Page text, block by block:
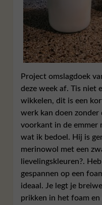
Project omslagdoek
deze week af. Tis niet
wikkelen, dit is een
werk kan doen zonder
voorkant in de emmer
wat ik bedoel. Hij is
merinowol met een
lievelingskleuren?.
gespannen op een
ideaal. Je legt je
prikken in het foam